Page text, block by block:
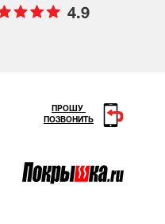
4.9
ПРОШУ
ПОЗВОНИТЬ